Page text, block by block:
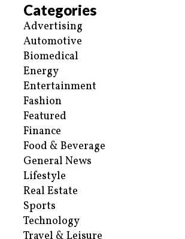
Categories
Advertising
Automotive
Biomedical
Energy
Entertainment
Fashion
Featured
Finance
Food & Beverage
General News
Lifestyle
Real Estate
Sports
Technology